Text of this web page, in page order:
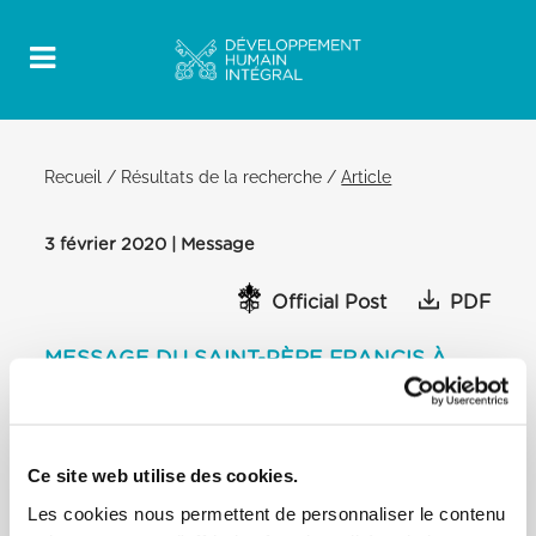
Ce site web utilise des cookies.
Les cookies nous permettent de personnaliser le contenu
Recueil / Résultats de la recherche /Article
3 février 2020 | Message
Official Post PDF
MESSAGE DU SAINT-PÈRE FRANCIS À
L’OUVERTURE DES CÉLÉBRATIONS DES
[…] Il y a une demande écrite d’inclusion dans la vie
des pauvres et de ceux, immigrants et réfugiés, qui